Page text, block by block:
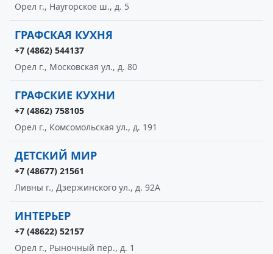
Орел г., Наугорское ш., д. 5
ГРАФСКАЯ КУХНЯ
+7 (4862) 544137
Орел г., Московская ул., д. 80
ГРАФСКИЕ КУХНИ
+7 (4862) 758105
Орел г., Комсомольская ул., д. 191
ДЕТСКИЙ МИР
+7 (48677) 21561
Ливны г., Дзержинского ул., д. 92А
ИНТЕРЬЕР
+7 (48622) 52157
Орел г., Рыночный пер., д. 1